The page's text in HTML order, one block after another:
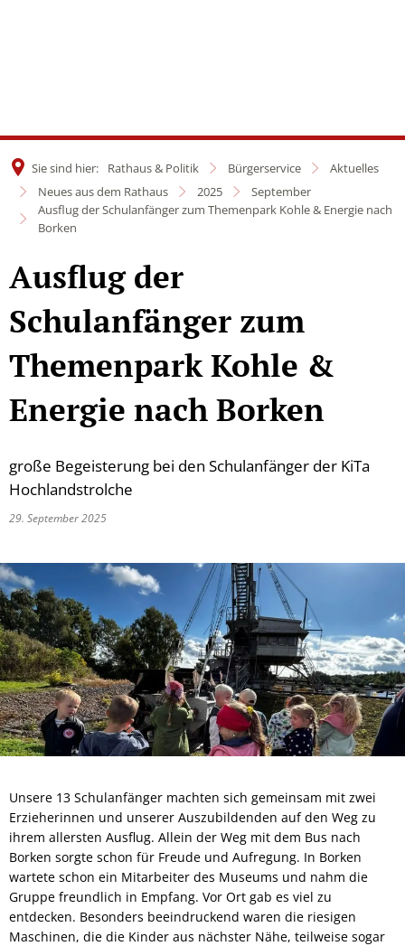
Sie sind hier: Rathaus & Politik Bürgerservice
Aktuelles
Neues aus dem Rathaus
2025
September
Ausflug der Schulanfänger zum Themenpark Kohle & Energie nach
Borken
Ausflug der
Schulanfänger zum
Themenpark Kohle &
Energie nach Borken
große Begeisterung bei den Schulanfänger der KiTa
Hochlandstrolche
29. September 2025
Unsere 13 Schulanfänger machten sich gemeinsam mit zwei
Erzieherinnen und unserer Auszubildenden auf den Weg zu
ihrem allersten Ausflug. Allein der Weg mit dem Bus nach
Borken sorgte schon für Freude und Aufregung. In Borken
wartete schon ein Mitarbeiter des Museums und nahm die
Gruppe freundlich in Empfang. Vor Ort gab es viel zu
entdecken. Besonders beeindruckend waren die riesigen
Maschinen, die die Kinder aus nächster Nähe, teilweise sogar